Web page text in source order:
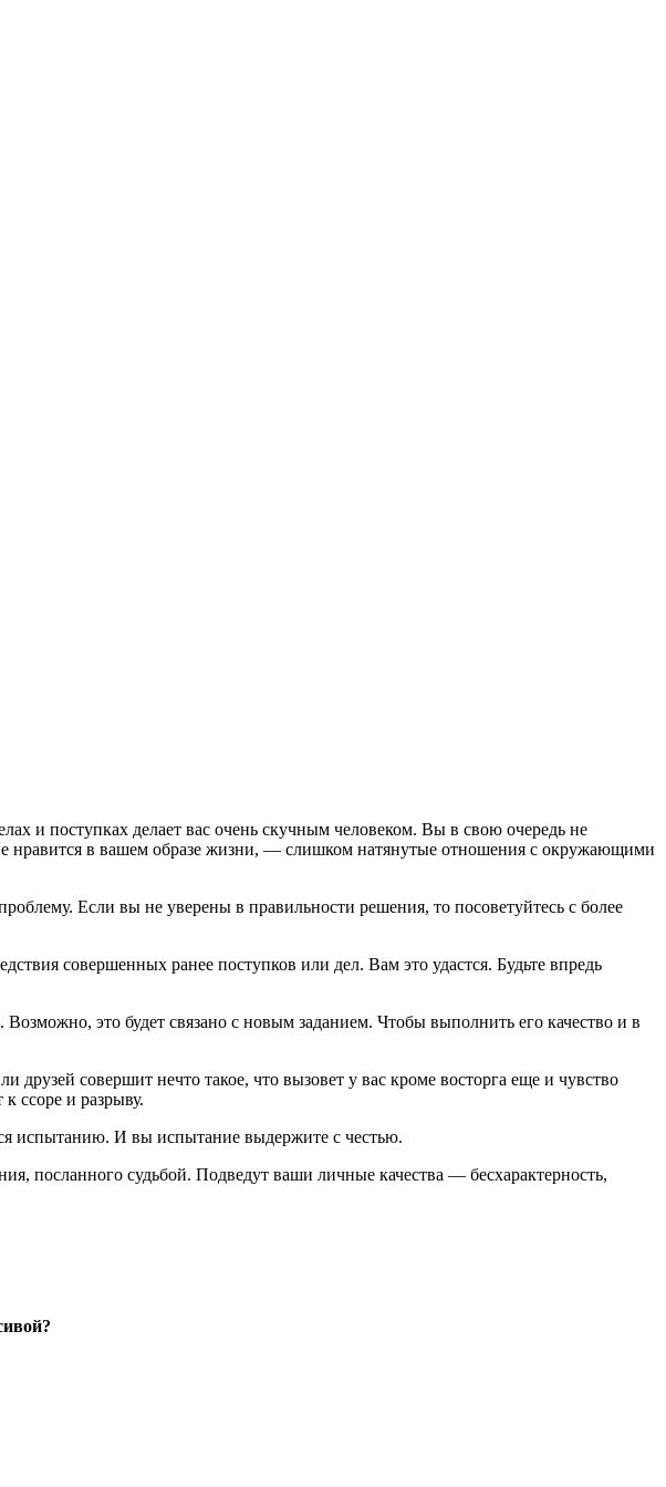
и поступках делает вас очень скучным человеком. Вы в свою очередь не
нравится в вашем образе жизни, — слишком натянутые отношения с окружающими
Если вы не уверены в правильности решения, то посоветуйтесь с более
совершенных ранее поступков или дел. Вам это удастся. Будьте впредь
это будет связано с новым заданием. Чтобы выполнить его качество и в
совершит нечто такое, что вызовет у вас кроме восторга еще и чувство
ссоре и разрыву.
испытанию. И вы испытание выдержите с честью.
посланного судьбой. Подведут ваши личные качества — бесхарактерность,